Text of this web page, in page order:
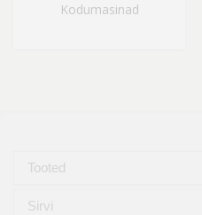
Kodumasinad
Tooted
Sirvi